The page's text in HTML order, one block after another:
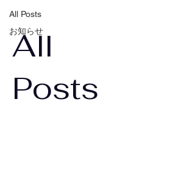
All Posts
お知らせ
All
Posts